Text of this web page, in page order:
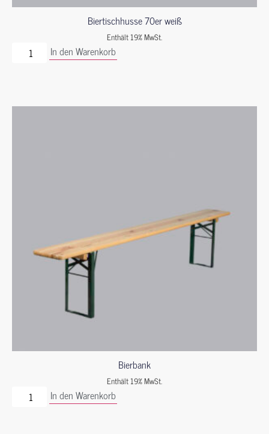
Biertischhusse 70er weiß
Enthält 19% MwSt.
In den Warenkorb
Bierbank
Enthält 19% MwSt.
In den Warenkorb